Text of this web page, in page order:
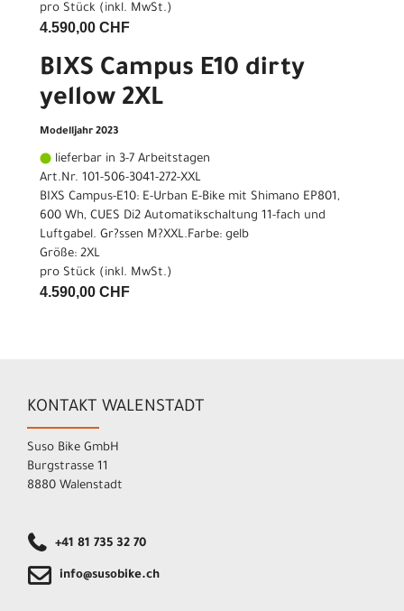
pro Stück (inkl. MwSt.)
4.590,00 CHF
BIXS Campus E10 dirty
yellow 2XL
Modelljahr 2023
lieferbar in 3-7 Arbeitstagen
Art.Nr. 101-506-3041-272-XXL
BIXS Campus-E10: E-Urban E-Bike mit Shimano EP801,
600 Wh, CUES Di2 Automatikschaltung 11-fach und
Luftgabel. Gr?ssen M?XXL.Farbe: gelb
Größe: 2XL
pro Stück (inkl. MwSt.)
4.590,00 CHF
KONTAKT WALENSTADT
Suso Bike GmbH
Burgstrasse 11
8880 Walenstadt
+41 81 735 32 70
info@susobike.ch